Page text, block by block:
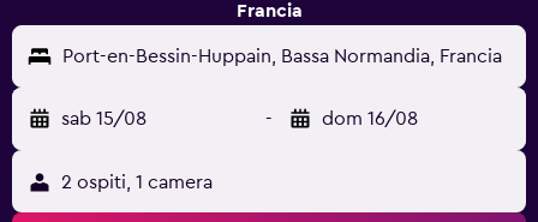
Francia
Port-en-Bessin-Huppain, Bassa Normandia, Francia
sab 15/08 - dom 16/08
2 ospiti, 1 camera